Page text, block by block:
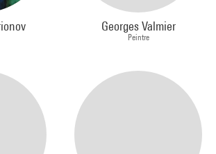
Georges Valmier
Peintre